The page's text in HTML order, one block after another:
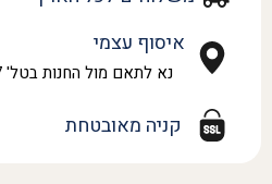
איסוף עצמי
נא לתאם מול החנות בטל' 050-2877977
קניה מאובטחת